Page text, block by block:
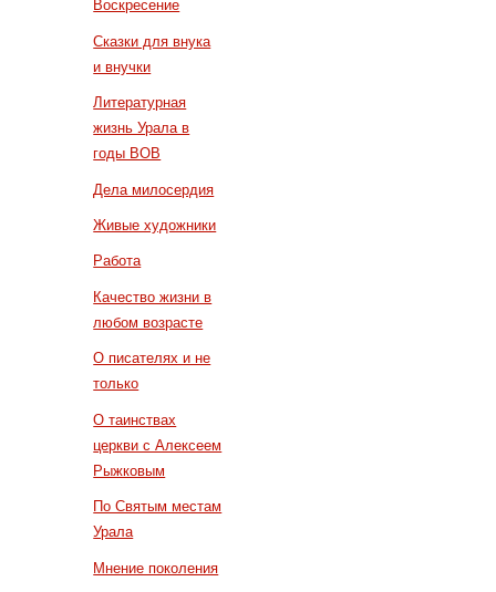
Воскресение
Сказки для внука
и внучки
Литературная
жизнь Урала в
годы ВОВ
Дела милосердия
Живые художники
Работа
Качество жизни в
любом возрасте
О писателях и не
только
О таинствах
церкви с Алексеем
Рыжковым
По Святым местам
Урала
Мнение поколения